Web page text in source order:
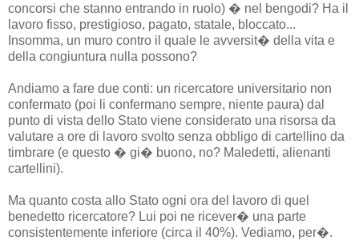
concorsi che stanno entrando in ruolo) � nel bengodi? Ha il
lavoro fisso, prestigioso, pagato, statale, bloccato...
Insomma, un muro contro il quale le avversit� della vita e
della congiuntura nulla possono?
Andiamo a fare due conti: un ricercatore universitario non
confermato (poi li confermano sempre, niente paura) dal
punto di vista dello Stato viene considerato una risorsa da
valutare a ore di lavoro svolto senza obbligo di cartellino da
timbrare (e questo � gi� buono, no? Maledetti, alienanti
cartellini).
Ma quanto costa allo Stato ogni ora del lavoro di quel
benedetto ricercatore? Lui poi ne ricever� una parte
consistentemente inferiore (circa il 40%). Vediamo, per�.